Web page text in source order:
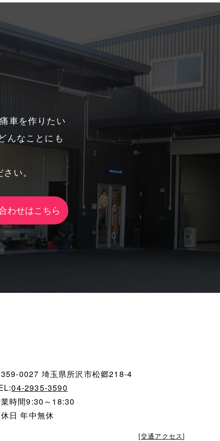
車を作りたい
んなことにも
い。
わせはこちら
0027 埼玉県所沢市松郷218-4
04-2935-3590
時間9:30～18:30
日 年中無休
[交通アクセス]